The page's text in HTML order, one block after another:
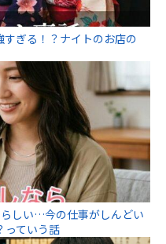
すぎる！？ナイトのお店の
らしい…今の仕事がしんどい
っていう話